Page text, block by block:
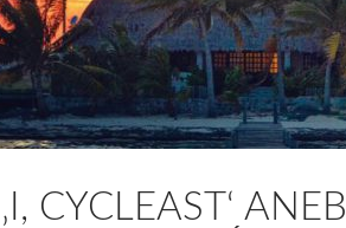
‚I, CYCLEAST‘ ANEB